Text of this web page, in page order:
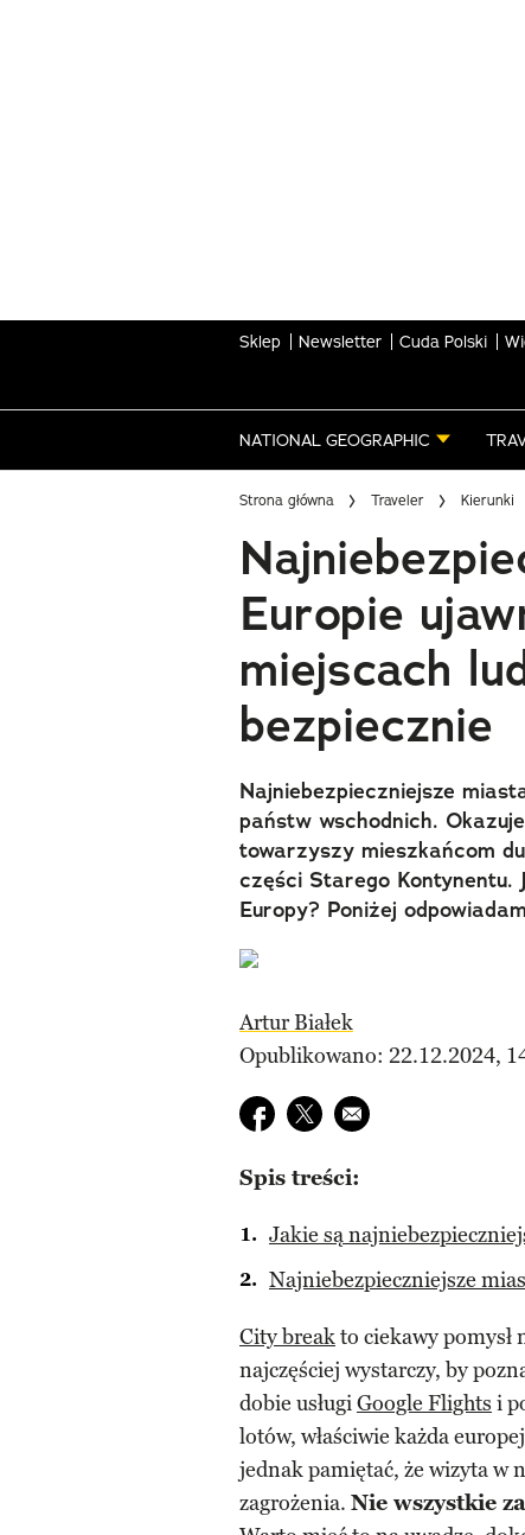
Sklep Newsletter Cuda Polski
NATIONAL GEOGRAPHIC
Strona główna Traveler Kierunki
Europie
miejscach
bezpiecznie
Najniebezpieczniejsze
państw wschodnich.
towarzyszy mieszkańcom
części Starego Kontynentu.
Europy? Poniżej
Artur Białek
Opublikowano: 22.12.2024,
Udostępnij na facebook
Udostępnij na twitter
E-mail do przyjaciela
Spis treści:
Jakie są
Najniebezpieczniejsze
City breakto ciekawy pomysł
najczęściej wystarczy, by
dobie usługiGoogle Flights i
lotów, właściwie każda
jednak pamiętać, że wizyta w
zagrożenia. Nie wszystkie